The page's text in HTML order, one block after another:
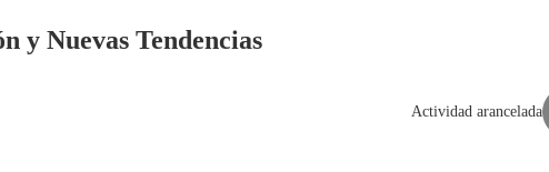
y Nuevas Tendencias